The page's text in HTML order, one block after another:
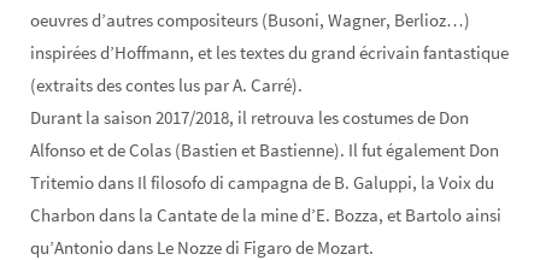
oeuvres d’autres compositeurs (Busoni, Wagner, Berlioz…)
inspirées d’Hoffmann, et les textes du grand écrivain fantastique
(extraits des contes lus par A. Carré).
Durant la saison 2017/2018, il retrouva les costumes de Don
Alfonso et de Colas (Bastien et Bastienne). Il fut également Don
Tritemio dans Il filosofo di campagna de B. Galuppi, la Voix du
Charbon dans la Cantate de la mine d’E. Bozza, et Bartolo ainsi
qu’Antonio dans Le Nozze di Figaro de Mozart.